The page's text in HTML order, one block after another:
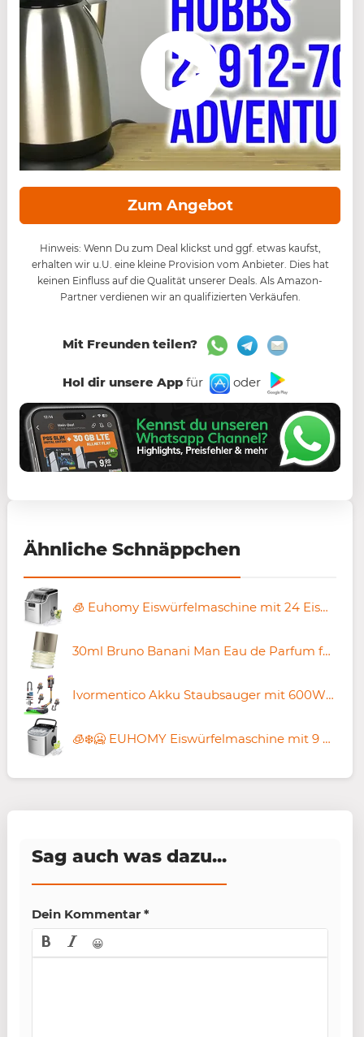
Zum Angebot
Hinweis: Wenn Du zum Deal klickst und ggf. etwas kaufst,
erhalten wir u.U. eine kleine Provision vom Anbieter. Dies hat
keinen Einfluss auf die Qualität unserer Deals. Als Amazon-
Partner verdienen wir an qualifizierten Verkäufen.
Mit Freunden teilen?
Hol dir unsere Appfür oder
Ähnliche Schnäppchen
🧊 Euhomy Eiswürfelmaschine mit 24 Eiswürfeln in 13 Minuten für 139€ (statt 170€)
30ml Bruno Banani Man Eau de Parfum für 8,88€ (statt 12€)
Ivormentico Akku Staubsauger mit 600W & 1,8 L für 69,50€ (statt 139€)
🧊❄️🥶 EUHOMY Eiswürfelmaschine mit 9 Eiswürfeln in 6 Minuten für 79,99€ (statt 100€)
Sag auch was dazu...
Dein Kommentar *
😀